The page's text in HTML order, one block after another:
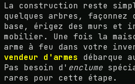
La construction reste
quelques arbres, façonnez
base, érigez des murs et
mobilier. Une fois la
arme à feu dans votre
vendeur d'armes débarque
Pas besoin d' enclume
rares pour cette étape.